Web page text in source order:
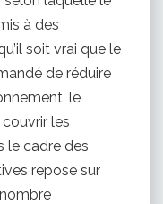
à des
soit vrai que le
de réduire
le
les
le cadre des
repose sur